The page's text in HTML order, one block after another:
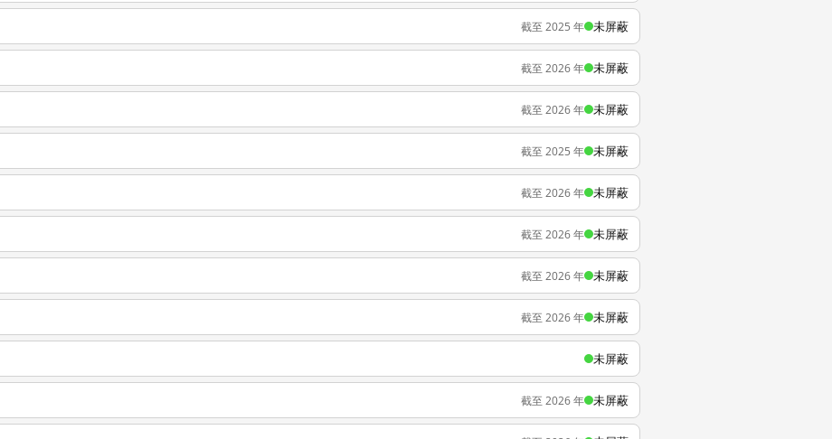
截至 2025 年 未屏蔽
截至 2026 年 未屏蔽
截至 2026 年 未屏蔽
截至 2025 年 未屏蔽
截至 2026 年 未屏蔽
截至 2026 年 未屏蔽
截至 2026 年 未屏蔽
截至 2026 年 未屏蔽
未屏蔽
截至 2026 年 未屏蔽